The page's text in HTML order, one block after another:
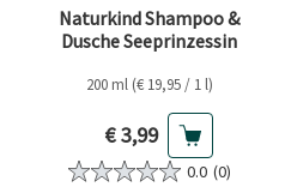
Naturkind Shampoo &
Dusche Seeprinzessin
200 ml (€ 19,95 / 1 l)
Aktueller Preis
€ 3,99
0.0 (0)